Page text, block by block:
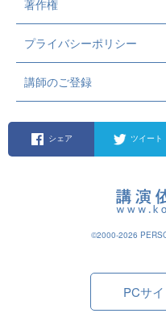
著作権
プライバシーポリシー
講師のご登録
シェア ツイート
©2000-2026
PCサ